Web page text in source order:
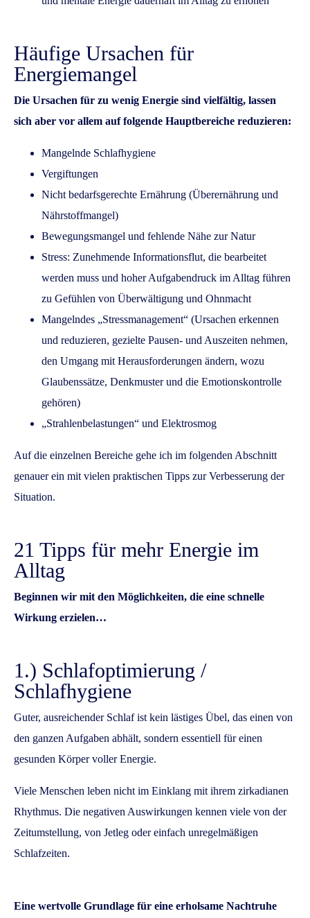
Häufige Ursachen für
Energiemangel
Die Ursachen für zu wenig Energie sind vielfältig, lassen
sich aber vor allem auf folgende Hauptbereiche reduzieren:
Mangelnde Schlafhygiene
Vergiftungen
Nicht bedarfsgerechte Ernährung (Überernährung und
Nährstoffmangel)
Bewegungsmangel und fehlende Nähe zur Natur
Stress: Zunehmende Informationsflut, die bearbeitet
werden muss und hoher Aufgabendruck im Alltag führen
zu Gefühlen von Überwältigung und Ohnmacht
Mangelndes „Stressmanagement“ (Ursachen erkennen
und reduzieren, gezielte Pausen- und Auszeiten nehmen,
den Umgang mit Herausforderungen ändern, wozu
Glaubenssätze, Denkmuster und die Emotionskontrolle
gehören)
„Strahlenbelastungen“ und Elektrosmog
Auf die einzelnen Bereiche gehe ich im folgenden Abschnitt
genauer ein mit vielen praktischen Tipps zur Verbesserung der
Situation.
21 Tipps für mehr Energie im
Alltag
Beginnen wir mit den Möglichkeiten, die eine schnelle
Wirkung erzielen…
1.) Schlafoptimierung /
Schlafhygiene
Guter, ausreichender Schlaf ist kein lästiges Übel, das einen von
den ganzen Aufgaben abhält, sondern essentiell für einen
gesunden Körper voller Energie.
Viele Menschen leben nicht im Einklang mit ihrem zirkadianen
Rhythmus. Die negativen Auswirkungen kennen viele von der
Zeitumstellung, von Jetleg oder einfach unregelmäßigen
Schlafzeiten.
Eine wertvolle Grundlage für eine erholsame Nachtruhe